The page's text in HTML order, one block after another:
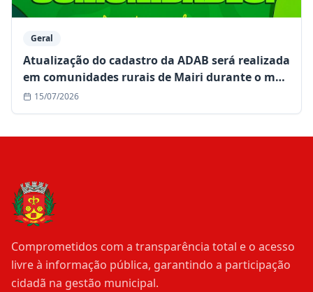
Geral
Atualização do cadastro da ADAB será realizada
em comunidades rurais de Mairi durante o mês
de julho
15/07/2026
Comprometidos com a transparência total e o acesso
livre à informação pública, garantindo a participação
cidadã na gestão municipal.